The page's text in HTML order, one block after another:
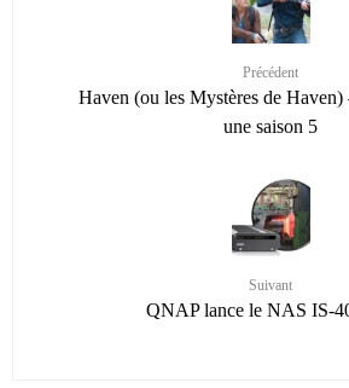
Précédent
Haven (ou les Mystères de Haven)
une saison 5
Suivant
QNAP lance le NAS IS-